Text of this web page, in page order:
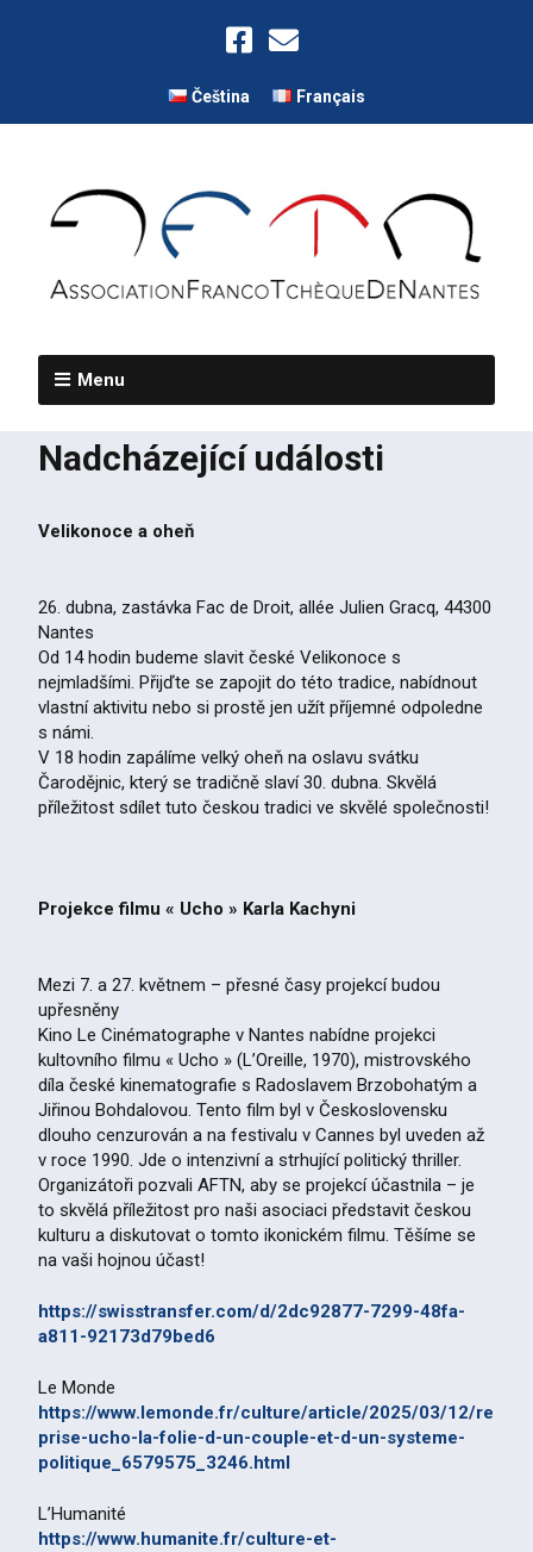
Čeština Français
Menu
Nadcházející události
Velikonoce a oheň
26. dubna, zastávka Fac de Droit, allée Julien Gracq, 44300
Nantes
Od 14 hodin budeme slavit české Velikonoce s
nejmladšími. Přijďte se zapojit do této tradice, nabídnout
vlastní aktivitu nebo si prostě jen užít příjemné odpoledne
s námi.
V 18 hodin zapálíme velký oheň na oslavu svátku
Čarodějnic, který se tradičně slaví 30. dubna. Skvělá
příležitost sdílet tuto českou tradici ve skvělé společnosti!
Projekce filmu « Ucho » Karla Kachyni
Mezi 7. a 27. květnem – přesné časy projekcí budou
upřesněny
Kino Le Cinématographe v Nantes nabídne projekci
kultovního filmu « Ucho » (L’Oreille, 1970), mistrovského
díla české kinematografie s Radoslavem Brzobohatým a
Jiřinou Bohdalovou. Tento film byl v Československu
dlouho cenzurován a na festivalu v Cannes byl uveden až
v roce 1990. Jde o intenzivní a strhující politický thriller.
Organizátoři pozvali AFTN, aby se projekcí účastnila – je
to skvělá příležitost pro naši asociaci představit českou
kulturu a diskutovat o tomto ikonickém filmu. Těšíme se
na vaši hojnou účast!
https://swisstransfer.com/d/2dc92877-7299-48fa-
a811-92173d79bed6
Le Monde
https://www.lemonde.fr/culture/article/2025/03/12/re
prise-ucho-la-folie-d-un-couple-et-d-un-systeme-
politique_6579575_3246.html
L’Humanité
https://www.humanite.fr/culture-et-